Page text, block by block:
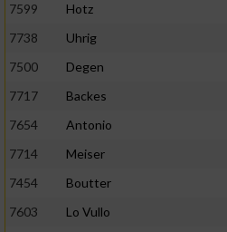
7599
Hotz
7738
Uhrig
7500
Degen
7717
Backes
7654
Antonio
7714
Meiser
7454
Boutter
7603
Lo Vullo